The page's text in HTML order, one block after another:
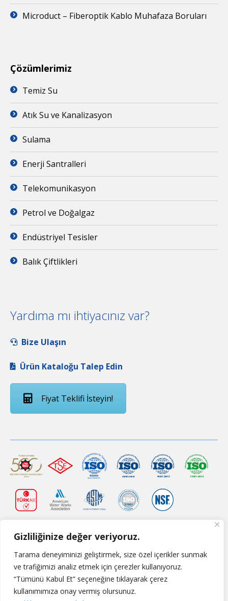
Gizliliğinize değer veriyoruz.
Tarama deneyiminizi geliştirmek, size özel içerikler sunmak
ve trafiğimizi analiz etmek için çerezler kullanıyoruz.
“Tümünü Kabul Et” seçeneğine tıklayarak çerez
kullanımımıza onay vermiş olursunuz.
Microduct – Fiberoptik Kablo Muhafaza Boruları
Çözümlerimiz
Temiz Su
Atık Su ve Kanalizasyon
Sulama
Enerji Santralleri
Telekomunikasyon
Petrol ve Doğalgaz
Endüstriyel Tesisler
Balık Çiftlikleri
Yardıma mı ihtiyacınız var?
Bize Ulaşın
Ürün Kataloğu Talep Edin
Fiyat Teklifi İsteyin!